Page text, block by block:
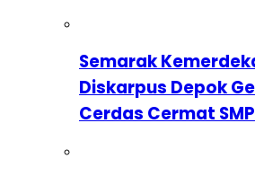
Semarak
Diskarpus Depok
Cerdas Cermat